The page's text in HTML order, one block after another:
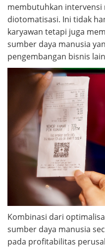
membutuhkan intervensi
diotomatisasi. Ini tidak
karyawan tetapi juga
sumber daya manusia
pengembangan bisnis
Kombinasi dari
sumber daya manusia
pada profitabilitas